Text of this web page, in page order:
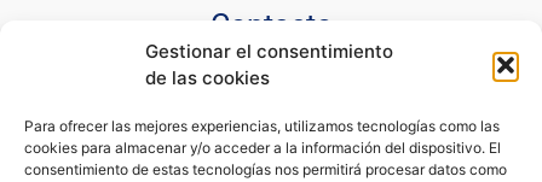
Gestionar el consentimiento
de las cookies
Para ofrecer las mejores experiencias, utilizamos tecnologías como las
cookies para almacenar y/o acceder a la información del dispositivo. El
consentimiento de estas tecnologías nos permitirá procesar datos como
Contacto
Av Juan XXIII 15b Pozuelo de Alarcón – Madrid
+34 91 352 77 28
Links